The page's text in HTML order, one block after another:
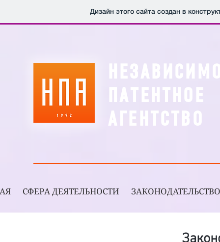
Дизайн этого сайта создан в
ПАТЕНТНОЕ
АГЕНТСТВО
СФЕРА ДЕЯТЕЛЬНОСТИ ЗАКОНОДАТЕЛЬСТВО